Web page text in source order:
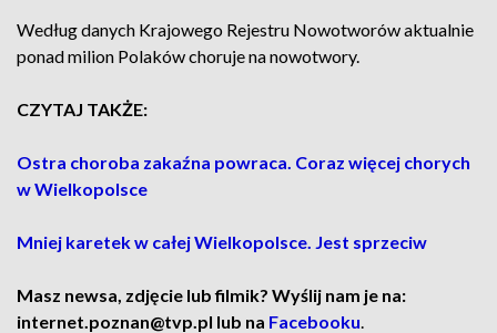
Według danych Krajowego Rejestru Nowotworów aktualnie
ponad milion Polaków choruje na nowotwory.
CZYTAJ TAKŻE:
Ostra choroba zakaźna powraca. Coraz więcej chorych
w Wielkopolsce
Mniej karetek w całej Wielkopolsce. Jest sprzeciw
Masz newsa, zdjęcie lub filmik? Wyślij nam je na:
internet.poznan@tvp.pl lub na Facebooku.